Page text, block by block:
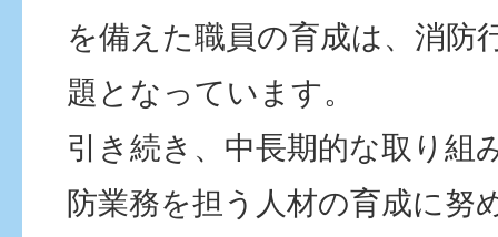
を備えた職員の育成は、消防
題となっています。
引き続き、中長期的な取り組
防業務を担う人材の育成に努